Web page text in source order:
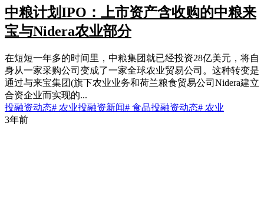
中粮计划IPO：上市资产含收购的中粮来
宝与Nidera农业部分
在短短一年多的时间里，中粮集团就已经投资28亿美元，将自
身从一家采购公司变成了一家全球农业贸易公司。这种转变是
通过与来宝集团(旗下农业业务和荷兰粮食贸易公司Nidera建立
合资企业而实现的...
投融资动态# 农业投融资新闻# 食品投融资动态# 农业
3年前